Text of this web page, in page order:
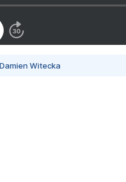
Witecka